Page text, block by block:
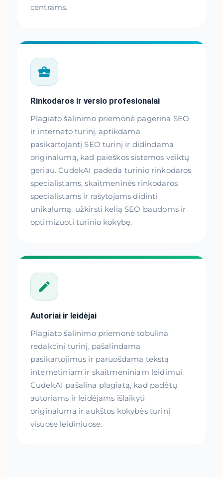
centrams.
Rinkodaros ir verslo profesionalai
Plagiato šalinimo priemonė pagerina SEO
ir interneto turinį, aptikdama
pasikartojantį SEO turinį ir didindama
originalumą, kad paieškos sistemos veiktų
geriau. CudekAI padeda turinio rinkodaros
specialistams, skaitmeninės rinkodaros
specialistams ir rašytojams didinti
unikalumą, užkirsti kelią SEO baudoms ir
optimizuoti turinio kokybę.
Autoriai ir leidėjai
Plagiato šalinimo priemonė tobulina
redakcinį turinį, pašalindama
pasikartojimus ir paruošdama tekstą
internetiniam ir skaitmeniniam leidimui.
CudekAI pašalina plagiatą, kad padėtų
autoriams ir leidėjams išlaikyti
originalumą ir aukštos kokybės turinį
visuose leidiniuose.